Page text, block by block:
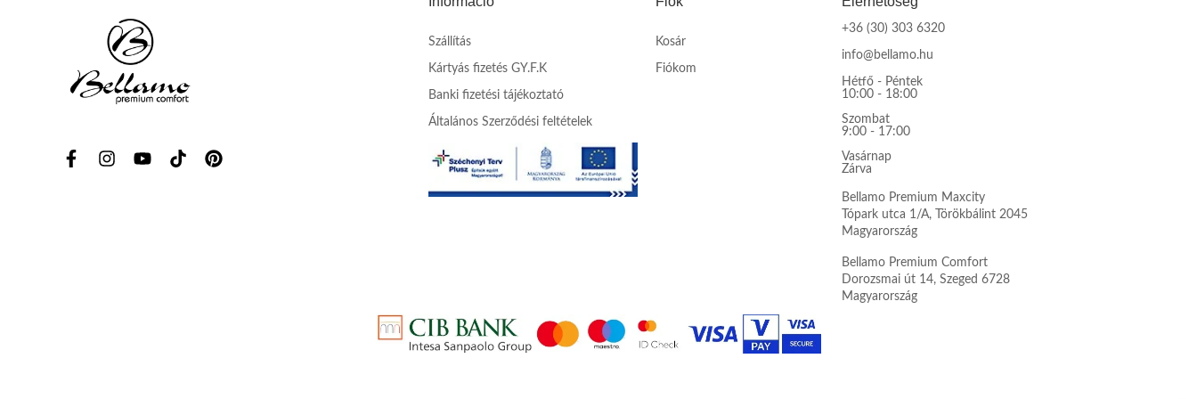
Szállítás
Kártyás fizetés GY.F.K
Banki fizetési tájékoztató
Általános Szerződési feltételek
Kosár
Fiókom
+36 (30) 303 6320
info@bellamo.hu
Hétfő - Péntek
10:00 - 18:00
Szombat
9:00 - 17:00
Vasárnap
Zárva
Bellamo Premium Maxcity
Tópark utca 1/A, Törökbálint 2045
Magyarország
Bellamo Premium Comfort
Dorozsmai út 14, Szeged 6728
Magyarország